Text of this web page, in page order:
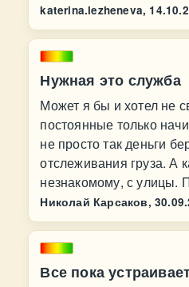
katerina.lezheneva,
Нужная это служба
Может я бы и хотел не
постоянные только
не просто так деньги
отслеживания груза. А
незнакомому, с улицы.
Николай Карсаков,
Все пока